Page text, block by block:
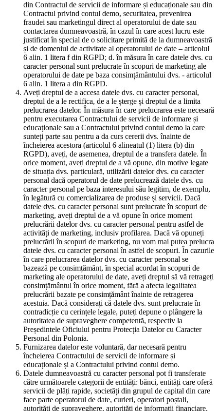
din Contractul de servicii de informare și educaționale sau din
Contractul privind contul demo, securitatea, prevenirea
fraudei sau marketingul direct al operatorului de date sau
contactarea dumneavoastră, în cazul în care acest lucru este
justificat în special de o solicitare primită de la dumneavoastră
și de domeniul de activitate al operatorului de date – articolul
6 alin. 1 litera f din RGPD; d. în măsura în care datele dvs. cu
caracter personal sunt prelucrate în scopuri de marketing ale
operatorului de date pe baza consimțământului dvs. - articolul
6 alin. 1 litera a din RGPD.
Aveți dreptul de a accesa datele dvs. cu caracter personal,
dreptul de a le rectifica, de a le șterge și dreptul de a limita
prelucrarea datelor. În măsura în care prelucrarea este necesară
pentru executarea Contractului de servicii de informare și
educaționale sau a Contractului privind contul demo la care
sunteți parte sau pentru a da curs cererii dvs. înainte de
încheierea acestora (articolul 6 alineatul (1) litera (b) din
RGPD), aveți, de asemenea, dreptul de a transfera datele. În
orice moment, aveți dreptul de a vă opune, din motive legate
de situația dvs. particulară, utilizării datelor dvs. cu caracter
personal dacă operatorul de date prelucrează datele dvs. cu
caracter personal pe baza interesului său legitim, de exemplu,
în legătură cu comercializarea de produse și servicii. Dacă
datele dvs. cu caracter personal sunt prelucrate în scopuri de
marketing, aveți dreptul de a vă opune în orice moment
prelucrării datelor dvs. cu caracter personal pentru astfel de
activități de marketing, inclusiv profilarea. Dacă vă opuneți
prelucrării în scopuri de marketing, nu vom mai putea prelucra
datele dvs. cu caracter personal în astfel de scopuri. În cazurile
în care prelucrarea datelor dvs. cu caracter personal se
bazează pe consimțământ, în special acordat în scopuri de
marketing ale operatorului de date, aveți dreptul să vă retrageți
consimțământul în orice moment, fără a afecta legalitatea
prelucrării bazate pe consimțământ înainte de retragerea
acestuia. Dacă considerați că datele dvs. sunt prelucrate în
contradicție cu cerințele legale, puteți depune o plângere la
autoritatea de supraveghere competentă, respectiv la
Președintele Oficiului pentru Protecția Datelor cu Caracter
Personal din Polonia.
Furnizarea datelor este voluntară, dar necesară pentru
încheierea Contractului de servicii de informare și
educaționale și a Contractului privind contul demo.
Datele dumneavoastră cu caracter personal pot fi transferate
către următoarele categorii de entități: bănci, entități care oferă
servicii de plăți rapide, societăți din grupul de capital din care
face parte operatorul de date, curieri, operatori poștali,
autorități de supraveghere, autorități de informații financiare,